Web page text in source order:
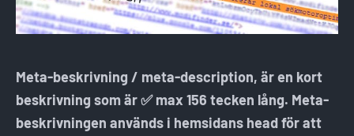
Meta-beskrivning / meta-description, är en kort
beskrivning som är ✅ max 156 tecken lång. Meta-
beskrivningen används i hemsidans head för att